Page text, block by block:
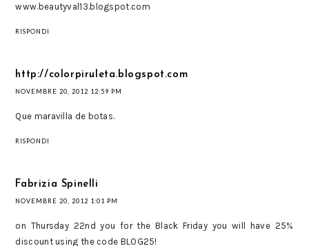
www.beautyval13.blogspot.com
RISPONDI
http://colorpiruleta.blogspot.com
NOVEMBRE 20, 2012 12:59 PM
Que maravilla de botas.
RISPONDI
Fabrizia Spinelli
NOVEMBRE 20, 2012 1:01 PM
on Thursday 22nd you for the Black Friday you will have 25%
discount using the code BLOG25!